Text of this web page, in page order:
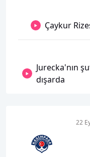
Çaykur
Jurecka'nın
dışarda
22